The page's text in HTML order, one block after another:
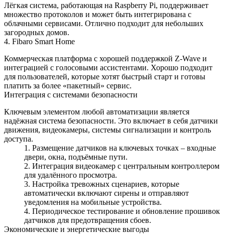
Лёгкая система, работающая на Raspberry Pi, поддерживает
множество протоколов и может быть интегрирована с
облачными сервисами. Отлично подходит для небольших
загородных домов.
4. Fibaro Smart Home
Коммерческая платформа с хорошей поддержкой Z‑Wave и
интеграцией с голосовыми ассистентами. Хорошо подходит
для пользователей, которые хотят быстрый старт и готовы
платить за более «пакетный» сервис.
Интеграция с системами безопасности
Ключевым элементом любой автоматизации является
надёжная система безопасности. Это включает в себя датчики
движения, видеокамеры, системы сигнализации и контроль
доступа.
Размещение датчиков на ключевых точках – входные
двери, окна, подъёмные пути.
Интеграция видеокамер с центральным контроллером
для удалённого просмотра.
Настройка тревожных сценариев, которые
автоматически включают сирены и отправляют
уведомления на мобильные устройства.
Периодическое тестирование и обновление прошивок
датчиков для предотвращения сбоев.
Экономические и энергетические выгоды